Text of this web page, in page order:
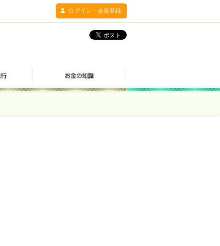
ログイン・会員登録